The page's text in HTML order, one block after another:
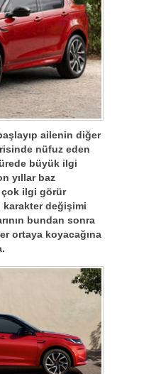
ailenin diğer
nüfuz eden
büyük ilgi
yıllar baz
çok ilgi görür
karakter değişimi
bundan sonra
ortaya koyacağına